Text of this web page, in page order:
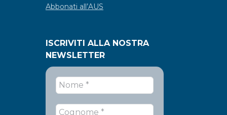
Abbonati all’AUS
ISCRIVITI ALLA NOSTRA
NEWSLETTER